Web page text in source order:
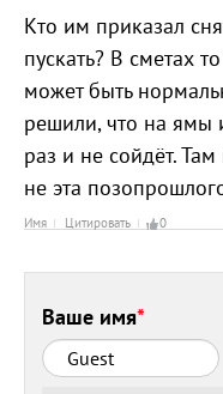
Кто им приказал
пускать? В сметах
может быть
решили, что на ямы
раз и не сойдёт.
не эта
Имя Цитировать 0
Ваше имя*